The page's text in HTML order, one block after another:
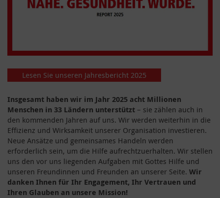
Lesen Sie unseren Jahresbericht 2025
Insgesamt haben wir im Jahr 2025 acht Millionen
Menschen in 33 Ländern unterstützt – sie zählen auch in
den kommenden Jahren auf uns. Wir werden weiterhin in die
Effizienz und Wirksamkeit unserer Organisation investieren.
Neue Ansätze und gemeinsames Handeln werden
erforderlich sein, um die Hilfe aufrechtzuerhalten. Wir stellen
uns den vor uns liegenden Aufgaben mit Gottes Hilfe und
unseren Freundinnen und Freunden an unserer Seite. Wir
danken Ihnen für Ihr Engagement, Ihr Vertrauen und
Ihren Glauben an unsere Mission!